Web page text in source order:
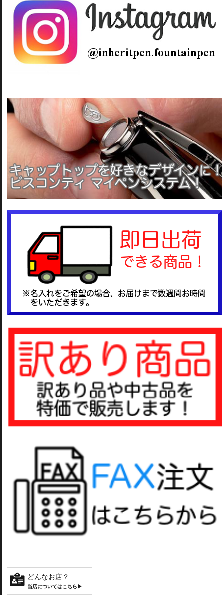
どんなお店？
当店についてはこちら▶